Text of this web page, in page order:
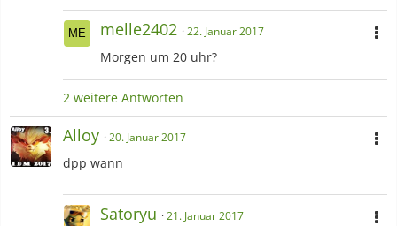
melle2402 22. Januar 2017
Morgen um 20 uhr?
2 weitere Antworten
Alloy 20. Januar 2017
dpp wann
Satoryu 21. Januar 2017